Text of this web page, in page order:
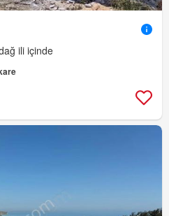
ili içinde